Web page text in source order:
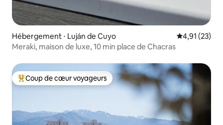
Hébergement ⋅ Luján de Cuyo Évaluation
4,91 (23)
Meraki, maison de luxe, 10 min place de Chacras
Coups de cœur voyageurs les plus appréciés
Coup de cœur voyageurs